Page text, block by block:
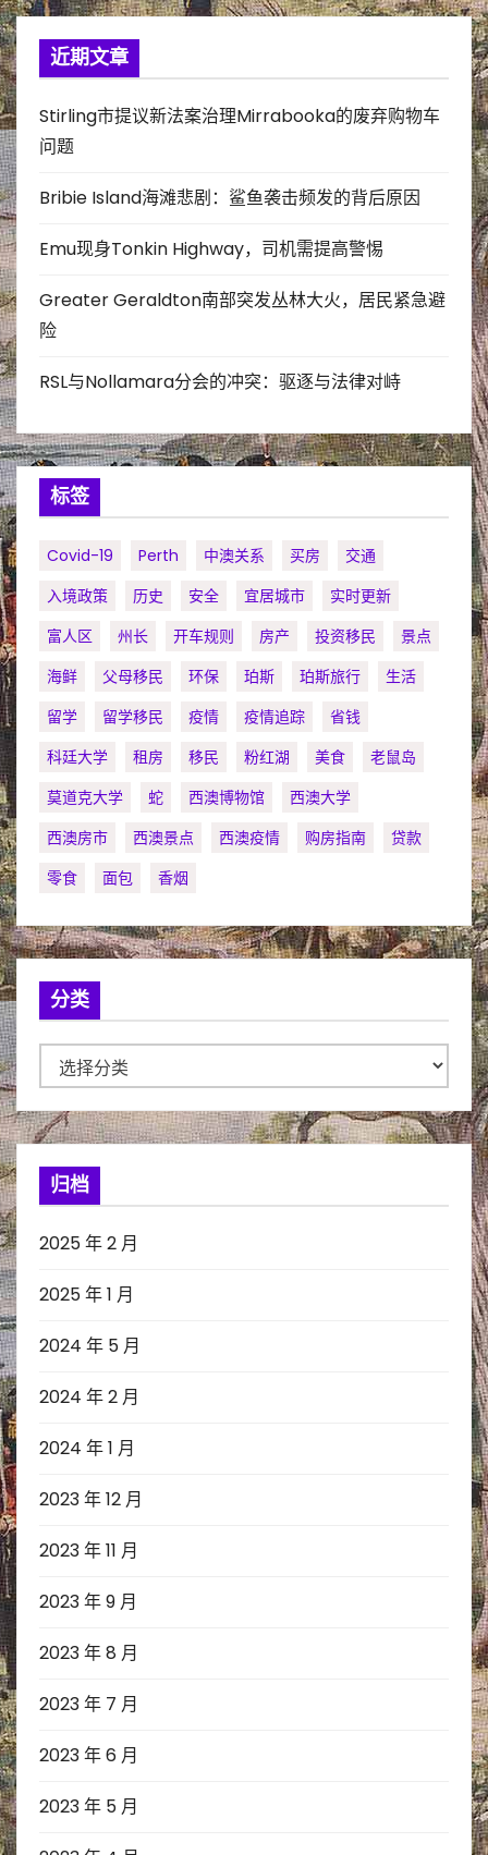
近期文章
Stirling市提议新法案治理Mirrabooka的废弃购物车
问题
Bribie Island海滩悲剧：鲨鱼袭击频发的背后原因
Emu现身Tonkin Highway，司机需提高警惕
Greater Geraldton南部突发丛林大火，居民紧急避
险
RSL与Nollamara分会的冲突：驱逐与法律对峙
标签
Covid-19 Perth 中澳关系 买房
交通
入境政策
历史 安全 宜居城市
实时更新
富人区
州长 开车规则 房产 投资移民
景点
海鲜
父母移民 环保 珀斯 珀斯旅行
生活
留学
留学移民 疫情 疫情追踪
省钱
科廷大学
租房 移民 粉红湖 美食
老鼠岛
莫道克大学
蛇 西澳博物馆
西澳大学
西澳房市
西澳景点 西澳疫情 购房指南
贷款
零食
面包 香烟
分类
类
归档
2025 年 2 月
2025 年 1 月
2024 年 5 月
2024 年 2 月
2024 年 1 月
2023 年 12 月
2023 年 11 月
2023 年 9 月
2023 年 8 月
2023 年 7 月
2023 年 6 月
2023 年 5 月